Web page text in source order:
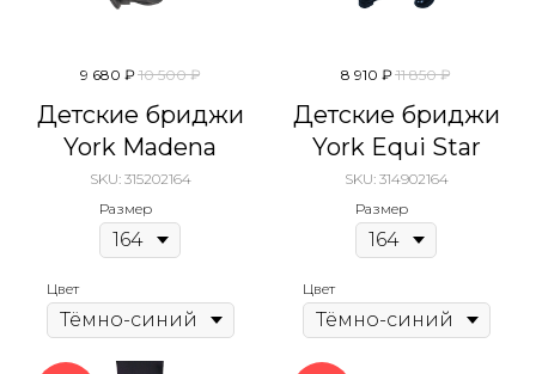
9 680 ₽ 10 500 ₽
Детские бриджи
York Madena
SKU: 315202164
Размер
Цвет
8 910 ₽ 11 850 ₽
Детские бриджи
York Equi Star
SKU: 314902164
Размер
Цвет